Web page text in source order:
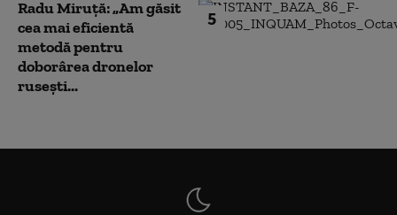
5
Radu Miruță: „Am găsit
cea mai eficientă
metodă pentru
doborârea dronelor
rusești...